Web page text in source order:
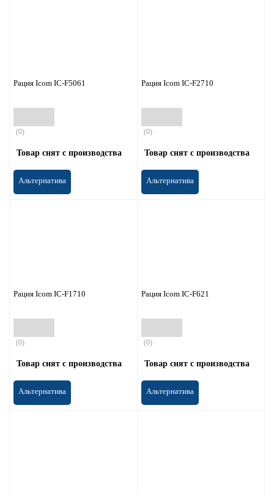
Рация Icom IC-F5061
(0)
Товар снят с производства
Альтернатива
Рация Icom IC-F2710
(0)
Товар снят с производства
Альтернатива
Рация Icom IC-F1710
(0)
Товар снят с производства
Альтернатива
Рация Icom IC-F621
(0)
Товар снят с производства
Альтернатива